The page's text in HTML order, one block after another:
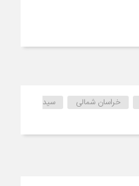
خراسان شمالی
سید